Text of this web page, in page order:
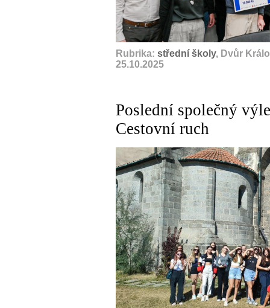
Rubrika: střední školy, Dvůr
25.10.2025
Poslední společný
Cestovní ruch